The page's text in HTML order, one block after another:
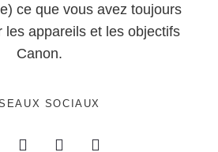
ce que vous avez toujours
les appareils et les objectifs
Canon.
SOCIAUX